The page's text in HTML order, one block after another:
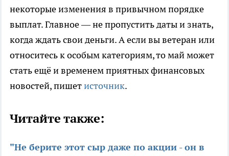
некоторые изменения в привычном порядке
выплат. Главное — не пропустить даты и знать,
когда ждать свои деньги. А если вы ветеран или
относитесь к особым категориям, то май может
стать ещё и временем приятных финансовых
новостей, пишетисточник.
Читайте также:
"Не берите этот сыр даже по акции - он в